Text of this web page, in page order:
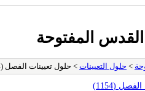
المفتوحة
> حلول التعيينات > حلول تعيينات الفصل (1154)
(1154)